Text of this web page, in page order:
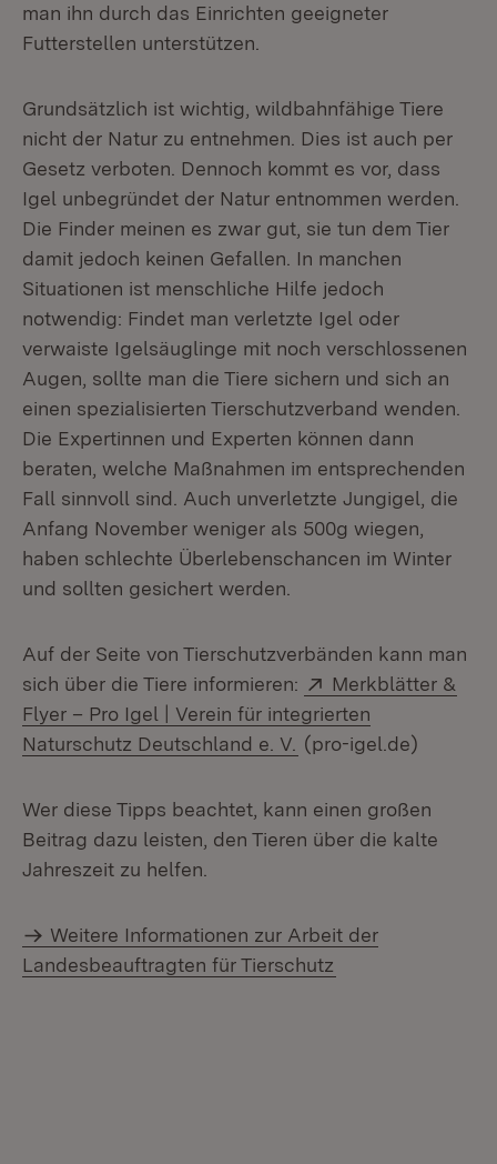
man ihn durch das Einrichten geeigneter
Futterstellen unterstützen.
Grundsätzlich ist wichtig, wildbahnfähige Tiere
nicht der Natur zu entnehmen. Dies ist auch per
Gesetz verboten. Dennoch kommt es vor, dass
Igel unbegründet der Natur entnommen werden.
Die Finder meinen es zwar gut, sie tun dem Tier
damit jedoch keinen Gefallen. In manchen
Situationen ist menschliche Hilfe jedoch
notwendig: Findet man verletzte Igel oder
verwaiste Igelsäuglinge mit noch verschlossenen
Augen, sollte man die Tiere sichern und sich an
einen spezialisierten Tierschutzverband wenden.
Die Expertinnen und Experten können dann
beraten, welche Maßnahmen im entsprechenden
Fall sinnvoll sind. Auch unverletzte Jungigel, die
Anfang November weniger als 500g wiegen,
haben schlechte Überlebenschancen im Winter
und sollten gesichert werden.
Auf der Seite von Tierschutzverbänden kann man
sich über die Tiere informieren:
Extern:
Merkblätter &
Flyer – Pro Igel | Verein für integrierten
Naturschutz Deutschland e. V. (Öffnet in neuem
(pro-igel.de)
Wer diese Tipps beachtet, kann einen großen
Beitrag dazu leisten, den Tieren über die kalte
Jahreszeit zu helfen.
Weitere Informationen zur Arbeit der
Landesbeauftragten für Tierschutz